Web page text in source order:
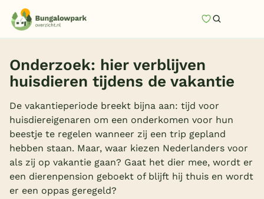
Mijn
Last minutes
Top 12 aanbiedingen
Zomervakantie
Nazomeren
Vakantiehuizen
Vakantiepark keuzehulp
Onderzoek: hier verblijven
huisdieren tijdens de vakantie
De vakantieperiode breekt bijna aan: tijd voor
huisdiereigenaren om een onderkomen voor hun
beestje te regelen wanneer zij een trip gepland
hebben staan. Maar, waar kiezen Nederlanders voor
als zij op vakantie gaan? Gaat het dier mee, wordt er
een dierenpension geboekt of blijft hij thuis en wordt
er een oppas geregeld?